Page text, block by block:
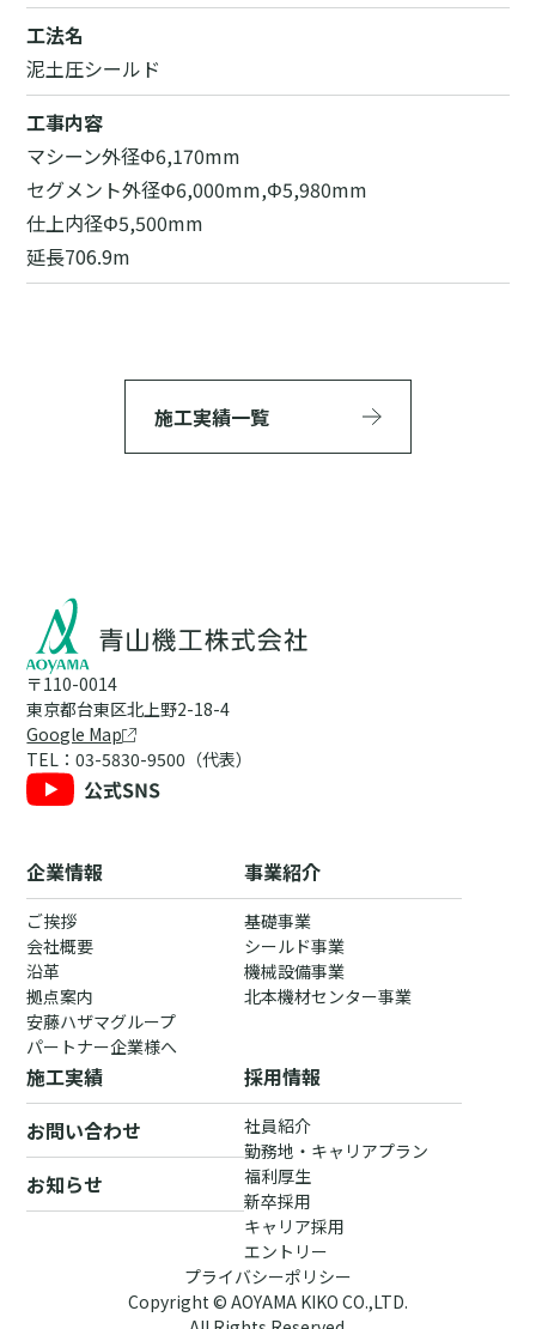
工法名
泥土圧シールド
工事内容
マシーン外径Φ6,170mm
セグメント外径Φ6,000mm,Φ5,980mm
仕上内径Φ5,500mm
延長706.9m
施工実績一覧
〒110-0014
東京都台東区北上野2-18-4
Google Map
TEL：03-5830-9500（代表）
企業情報
ご挨拶
会社概要
沿革
拠点案内
安藤ハザマグループ
パートナー企業様へ
事業紹介
基礎事業
シールド事業
機械設備事業
北本機材センター事業
施工実績
お問い合わせ
お知らせ
採用情報
社員紹介
勤務地・キャリアプラン
福利厚生
新卒採用
キャリア採用
エントリー
Copyright © AOYAMA KIKO CO.,LTD.
プライバシーポリシー